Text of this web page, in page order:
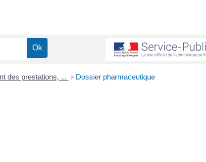
des prestations, ... > Dossier pharmaceutique